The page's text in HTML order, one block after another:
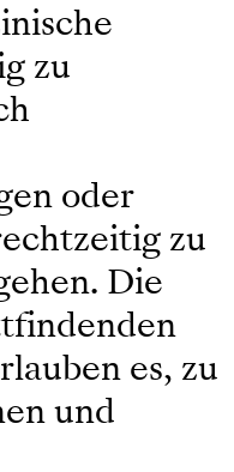
zu
oder
zu
Die
es, zu
und